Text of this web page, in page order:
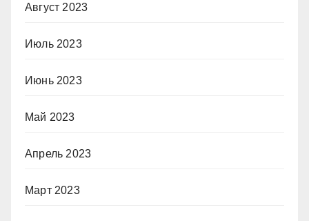
Август 2023
Июль 2023
Июнь 2023
Май 2023
Апрель 2023
Март 2023